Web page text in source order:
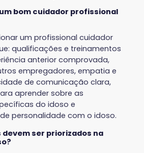
bom cuidador profissional
um profissional cuidador
qualificações e treinamentos
anterior comprovada,
empregadores, empatia e
de comunicação clara,
aprender sobre as
do idoso e
personalidade com o idoso.
ser priorizados na